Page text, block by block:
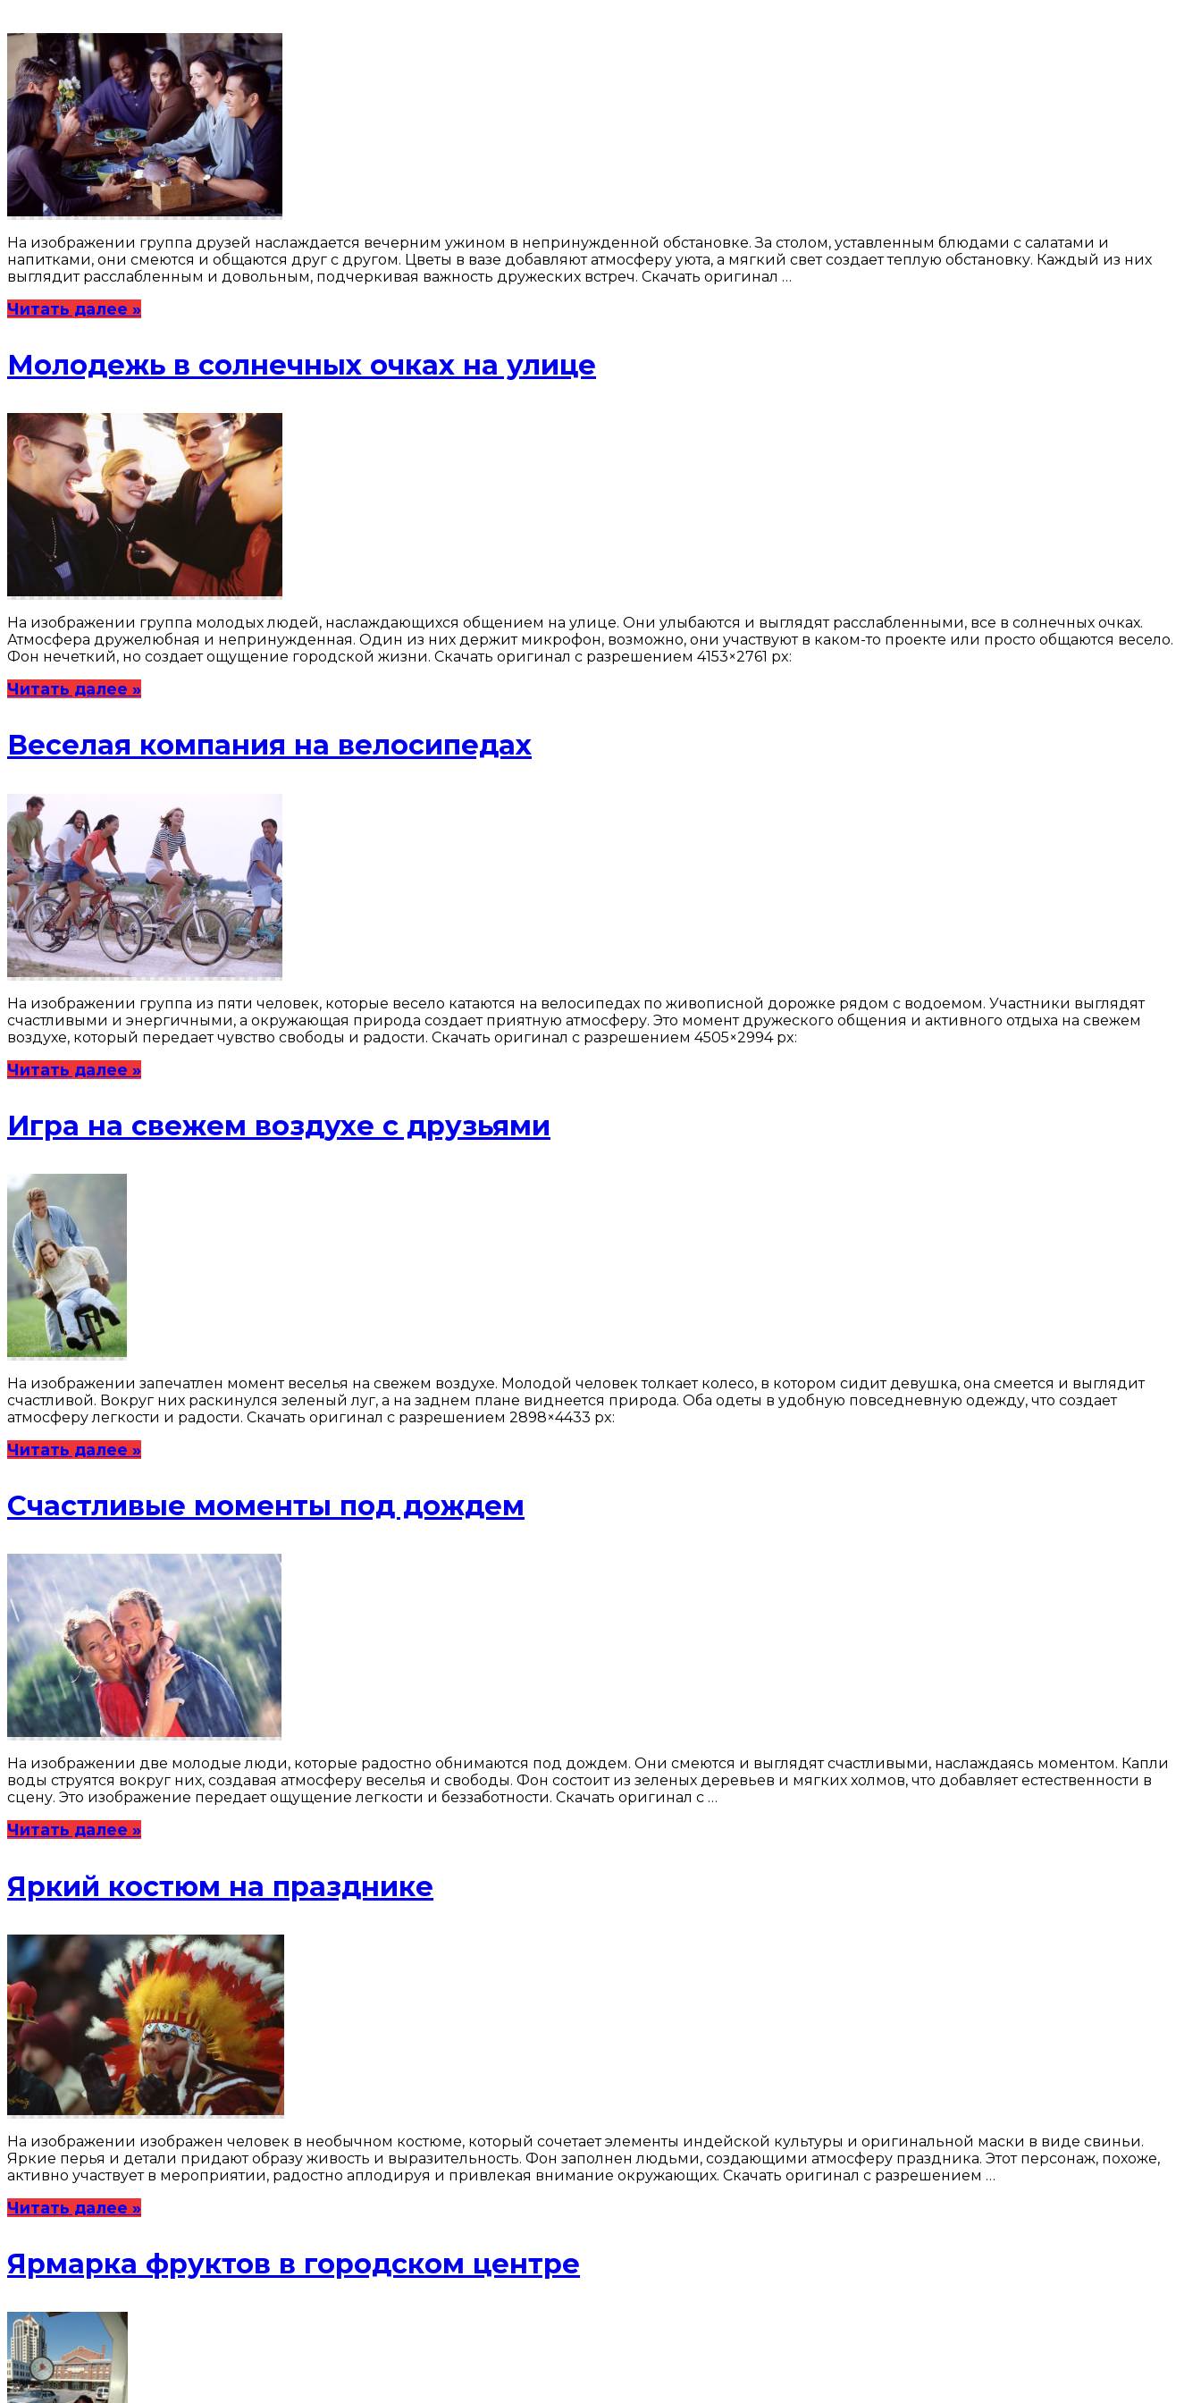
На изображении группа друзей наслаждается вечерним ужином в непринужденной обстановке. За столом, уставленным блюдами с салатами и
напитками, они смеются и общаются друг с другом. Цветы в вазе добавляют атмосферу уюта, а мягкий свет создает теплую обстановку. Каждый из них
выглядит расслабленным и довольным, подчеркивая важность дружеских встреч. Скачать оригинал …
Читать далее »
Молодежь в солнечных очках на улице
На изображении группа молодых людей, наслаждающихся общением на улице. Они улыбаются и выглядят расслабленными, все в солнечных очках.
Атмосфера дружелюбная и непринужденная. Один из них держит микрофон, возможно, они участвуют в каком-то проекте или просто общаются весело.
Фон нечеткий, но создает ощущение городской жизни. Скачать оригинал с разрешением 4153×2761 px:
Читать далее »
Веселая компания на велосипедах
На изображении группа из пяти человек, которые весело катаются на велосипедах по живописной дорожке рядом с водоемом. Участники выглядят
счастливыми и энергичными, а окружающая природа создает приятную атмосферу. Это момент дружеского общения и активного отдыха на свежем
воздухе, который передает чувство свободы и радости. Скачать оригинал с разрешением 4505×2994 px:
Читать далее »
Игра на свежем воздухе с друзьями
На изображении запечатлен момент веселья на свежем воздухе. Молодой человек толкает колесо, в котором сидит девушка, она смеется и выглядит
счастливой. Вокруг них раскинулся зеленый луг, а на заднем плане виднеется природа. Оба одеты в удобную повседневную одежду, что создает
атмосферу легкости и радости. Скачать оригинал с разрешением 2898×4433 px:
Читать далее »
Счастливые моменты под дождем
На изображении две молодые люди, которые радостно обнимаются под дождем. Они смеются и выглядят счастливыми, наслаждаясь моментом. Капли
воды струятся вокруг них, создавая атмосферу веселья и свободы. Фон состоит из зеленых деревьев и мягких холмов, что добавляет естественности в
сцену. Это изображение передает ощущение легкости и беззаботности. Скачать оригинал с …
Читать далее »
Яркий костюм на празднике
На изображении изображен человек в необычном костюме, который сочетает элементы индейской культуры и оригинальной маски в виде свиньи.
Яркие перья и детали придают образу живость и выразительность. Фон заполнен людьми, создающими атмосферу праздника. Этот персонаж, похоже,
активно участвует в мероприятии, радостно аплодируя и привлекая внимание окружающих. Скачать оригинал с разрешением …
Читать далее »
Ярмарка фруктов в городском центре